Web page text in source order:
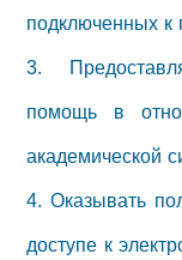
подключенных к
3.
помощь в
академической
4. Оказывать
доступе к